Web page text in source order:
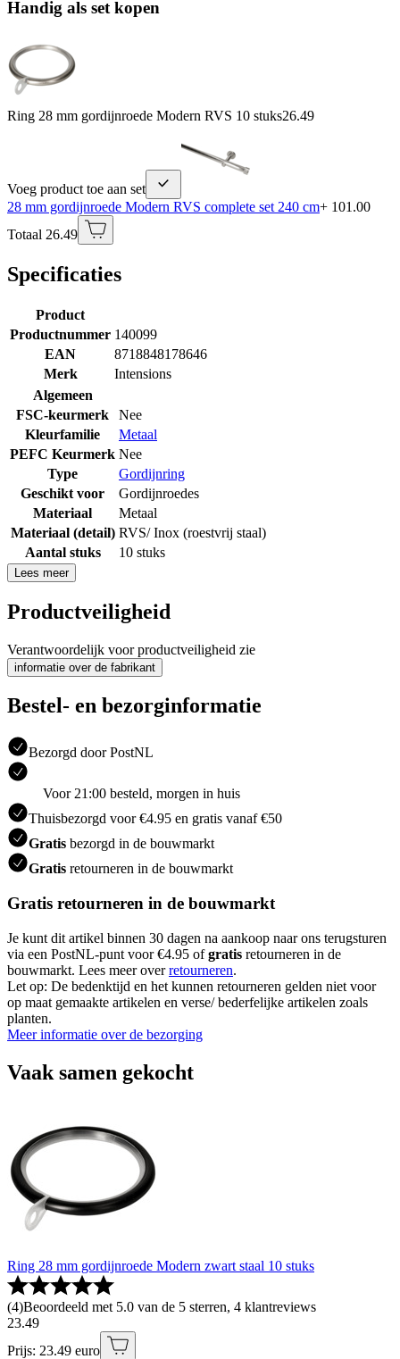
Handig als set kopen
Ring 28 mm gordijnroede Modern RVS 10 stuks26.49
Voeg product toe aan set
28 mm gordijnroede Modern RVS complete set 240 cm+ 101.00
Totaal 26.49
Specificaties
Product
Productnummer 140099
EAN
8718848178646
Merk
Intensions
Algemeen
FSC-keurmerk
Nee
Kleurfamilie
Metaal
PEFC Keurmerk Nee
Type
Gordijnring
Geschikt voor
Gordijnroedes
Materiaal
Metaal
Materiaal (detail) RVS/ Inox (roestvrij staal)
Aantal stuks
10 stuks
Lees meer
Productveiligheid
Verantwoordelijk voor productveiligheid zie
informatie over de fabrikant
Bestel- en bezorginformatie
Bezorgd door PostNL
Voor 21:00 besteld, morgen in huis
Thuisbezorgd voor €4.95 en gratis vanaf €50
Gratis bezorgd in de bouwmarkt
Gratis retourneren in de bouwmarkt
Gratis retourneren in de bouwmarkt
Je kunt dit artikel binnen 30 dagen na aankoop naar ons terugsturen
via een PostNL-punt voor €4.95 ofgratis retourneren in de
bouwmarkt. Lees meer overretourneren.
Let op: De bedenktijd en het kunnen retourneren gelden niet voor
op maat gemaakte artikelen en verse/ bederfelijke artikelen zoals
planten.
Meer informatie over de bezorging
Vaak samen gekocht
Ring 28 mm gordijnroede Modern zwart staal 10 stuks
(4)Beoordeeld met 5.0 van de 5 sterren, 4 klantreviews
23.49
Prijs: 23.49 euro